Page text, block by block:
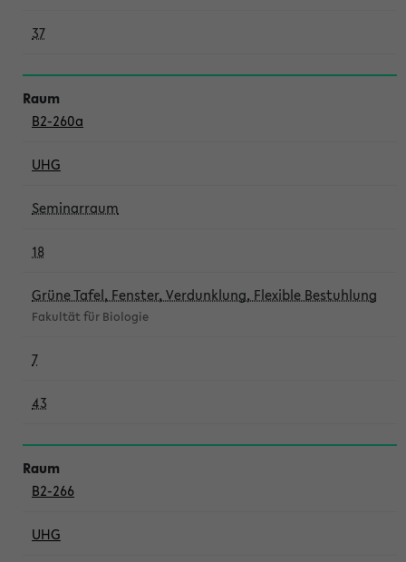
37
B2-260a
UHG
Seminarraum
18
Grüne Tafel, Fenster, Verdunklung, Flexible Bestuhlung
Fakultät für Biologie
7
43
B2-266
UHG